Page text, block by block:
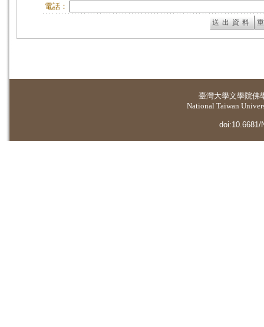
電話：
臺灣大學文學院佛
National Taiwan
doi:10.6681/